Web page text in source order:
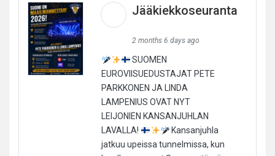
Jääkiekkoseuranta
2 months 6 days ago
SUOMEN
EUROVIISUEDUSTAJAT PETE
PARKKONEN JA LINDA
LAMPENIUS OVAT NYT
LEIJONIEN KANSANJUHLAN
LAVALLA!
Kansanjuhla
jatkuu upeissa tunnelmissa, kun